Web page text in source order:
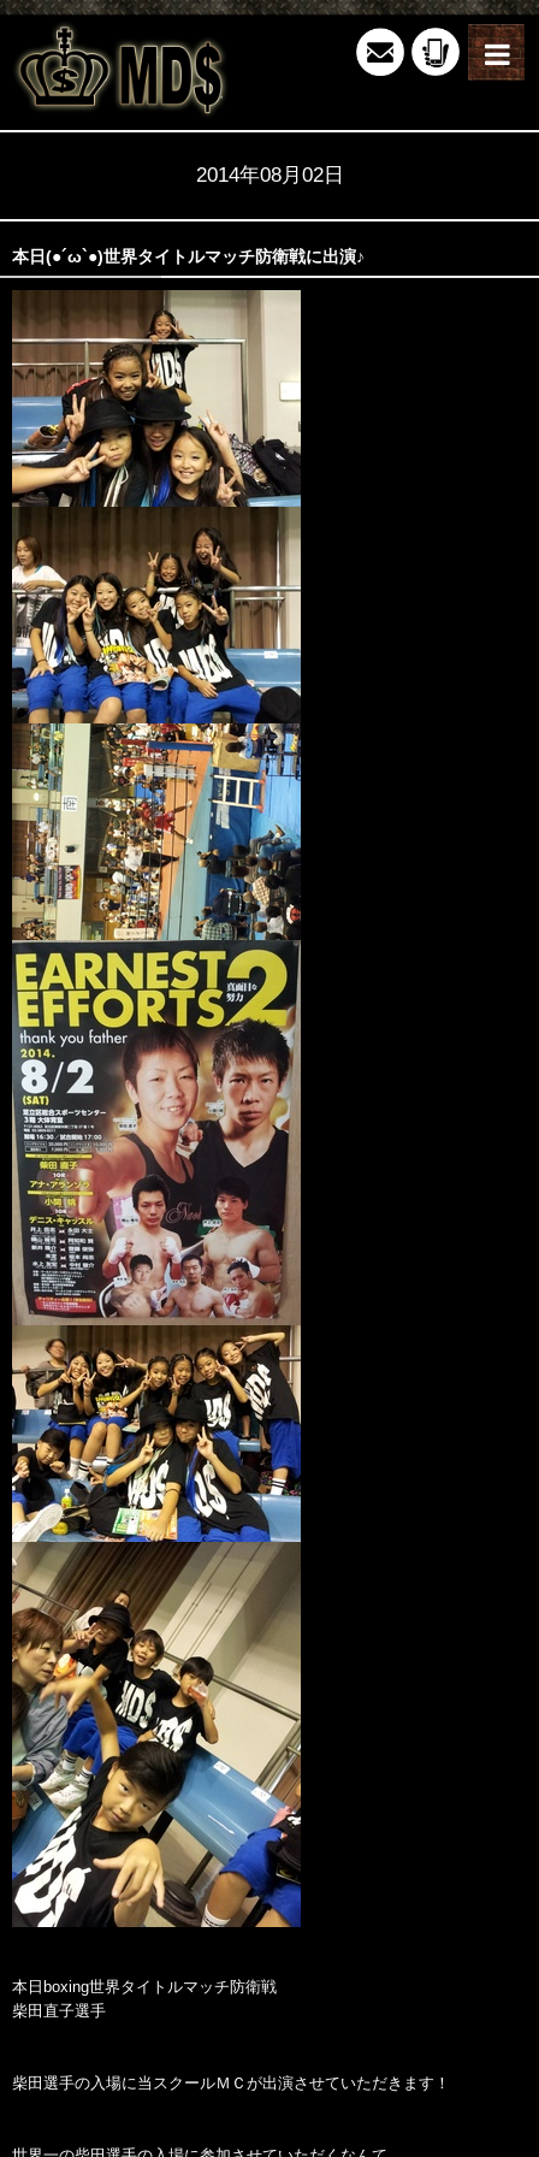
2014年08月02日
本日(●´ω`●)世界タイトルマッチ防衛戦に出演♪
本日boxing世界タイトルマッチ防衛戦
柴田直子選手
柴田選手の入場に当スクールＭＣが出演させていただきます！